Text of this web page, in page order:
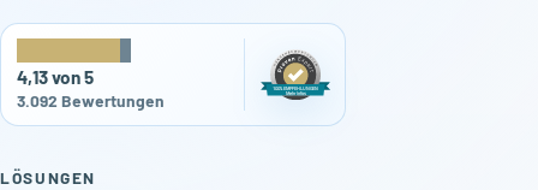
4,13 von 5
3.092 Bewertungen
LÖSUNGEN